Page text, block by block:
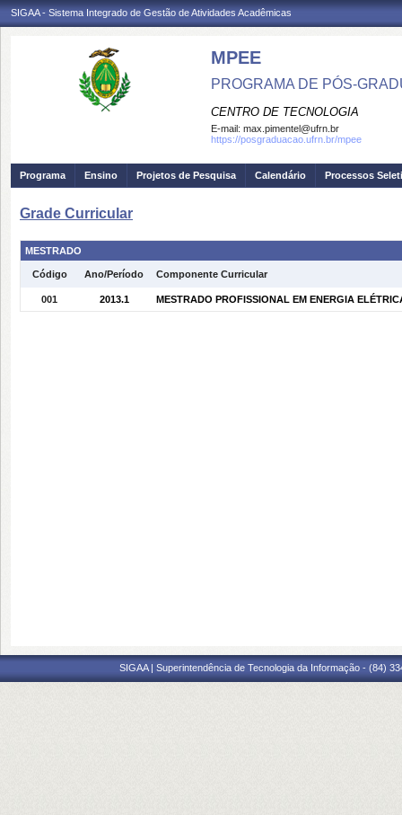
SIGAA - Sistema Integrado de Gestão de Atividades Acadêmicas
MPEE
PROGRAMA DE PÓS-
CENTRO DE TECNOLOGIA
E-mail: max.pimentel@ufrn.br
https://posgraduacao.ufrn.br/mpee
Programa Ensino Projetos de Pesquisa Calendário Processos
Grade Curricular
MESTRADO
Código Ano/Período Componente Curricular
001 2013.1 MESTRADO PROFISSIONAL EM ENERGIA
SIGAA | Superintendência de Tecnologia da Informação - (84)